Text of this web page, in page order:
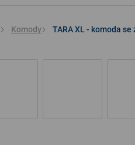
Komody TARA XL - komoda